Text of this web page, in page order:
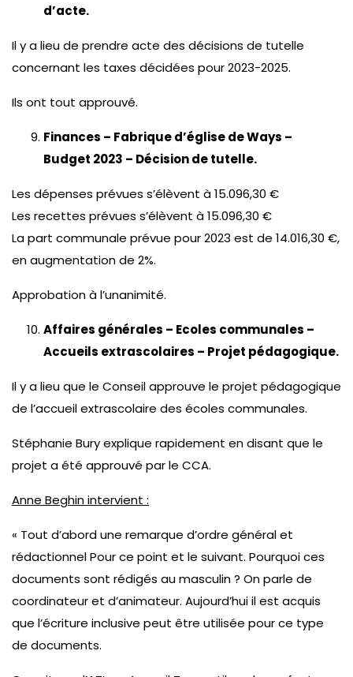
d’acte.
Il y a lieu de prendre acte des décisions de tutelle
concernant les taxes décidées pour 2023-2025.
Ils ont tout approuvé.
Finances – Fabrique d’église de Ways –
Budget 2023 – Décision de tutelle.
Les dépenses prévues s’élèvent à 15.096,30 €
Les recettes prévues s’élèvent à 15.096,30 €
La part communale prévue pour 2023 est de 14.016,30 €,
en augmentation de 2%.
Approbation à l’unanimité.
Affaires générales – Ecoles communales –
Accueils extrascolaires – Projet pédagogique.
Il y a lieu que le Conseil approuve le projet pédagogique
de l’accueil extrascolaire des écoles communales.
Stéphanie Bury explique rapidement en disant que le
projet a été approuvé par le CCA.
Anne Beghin intervient :
« Tout d’abord une remarque d’ordre général et
rédactionnel Pour ce point et le suivant. Pourquoi ces
documents sont rédigés au masculin ? On parle de
coordinateur et d’animateur. Aujourd’hui il est acquis
que l’écriture inclusive peut être utilisée pour ce type
de documents.